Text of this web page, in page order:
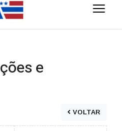
e
VOLTAR